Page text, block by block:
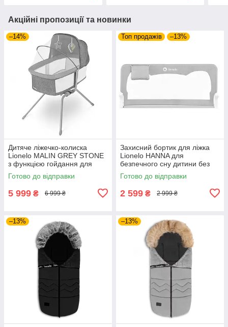
Акційні пропозиції та новинки
–14%
Дитяче ліжечко-колиска
Lionelo MALIN GREY STONE
з функцією гойдання для
затишного сну вашої дитини з
народження
Готово до відправки
5 999 ₴ 6 999 ₴
Топ продажів –13%
Захисний бортик для ліжка
Lionelo HANNA для
безпечного сну дитини без
ризику падіння під час
відпочинку у ліжечку
Готово до відправки
2 599 ₴ 2 999 ₴
–13% –13%